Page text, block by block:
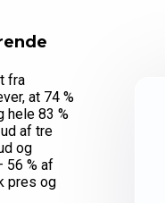
fra
at 74 %
hele 83 %
af tre
og
56 % af
pres og